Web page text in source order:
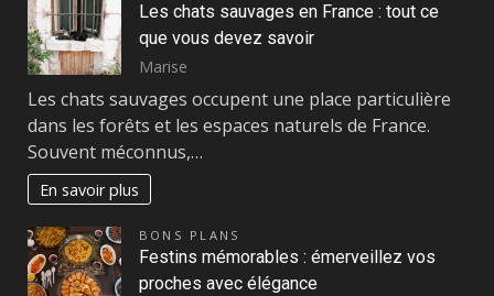
Les chats sauvages en France : tout ce
que vous devez savoir
Marise
Les chats sauvages occupent une place particulière
dans les forêts et les espaces naturels de France.
Souvent méconnus,…
En savoir plus
BONS PLANS
Festins mémorables : émerveillez vos
proches avec élégance